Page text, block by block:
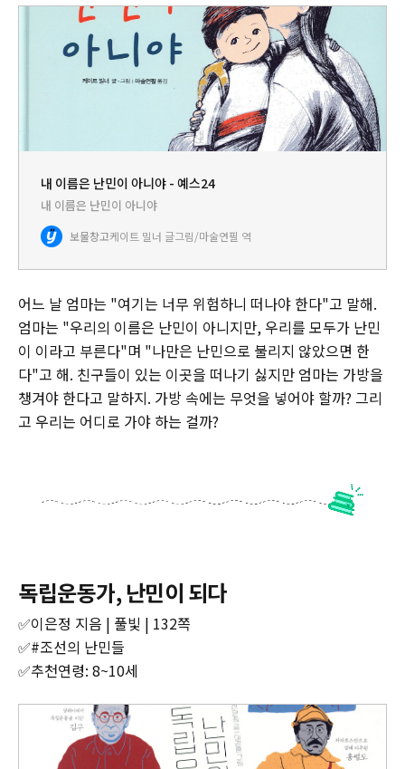
내 이름은 난민이 아니야 - 예스24
내 이름은 난민이 아니야
보물창고케이트 밀너 글그림/마술연필 역
어느 날 엄마는 "여기는 너무 위험하니 떠나야 한다"고 말해.
엄마는 "우리의 이름은 난민이 아니지만, 우리를 모두가 난민
이 이라고 부른다"며 "나만은 난민으로 불리지 않았으면 한
다"고 해. 친구들이 있는 이곳을 떠나기 싫지만 엄마는 가방을
챙겨야 한다고 말하지. 가방 속에는 무엇을 넣어야 할까? 그리
고 우리는 어디로 가야 하는 걸까?
독립운동가, 난민이 되다
✅이은정 지음 | 풀빛 | 132쪽
✅#조선의 난민들
✅추천연령: 8~10세